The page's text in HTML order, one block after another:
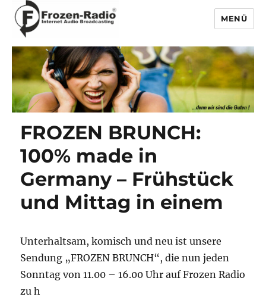
Frozen-Radio
MENÜ
FROZEN BRUNCH:
100% made in
Germany – Frühstück
und Mittag in einem
Unterhaltsam, komisch und neu ist unsere
Sendung „FROZEN BRUNCH“, die nun jeden
Sonntag von 11.00 – 16.00 Uhr auf Frozen Radio
zu h